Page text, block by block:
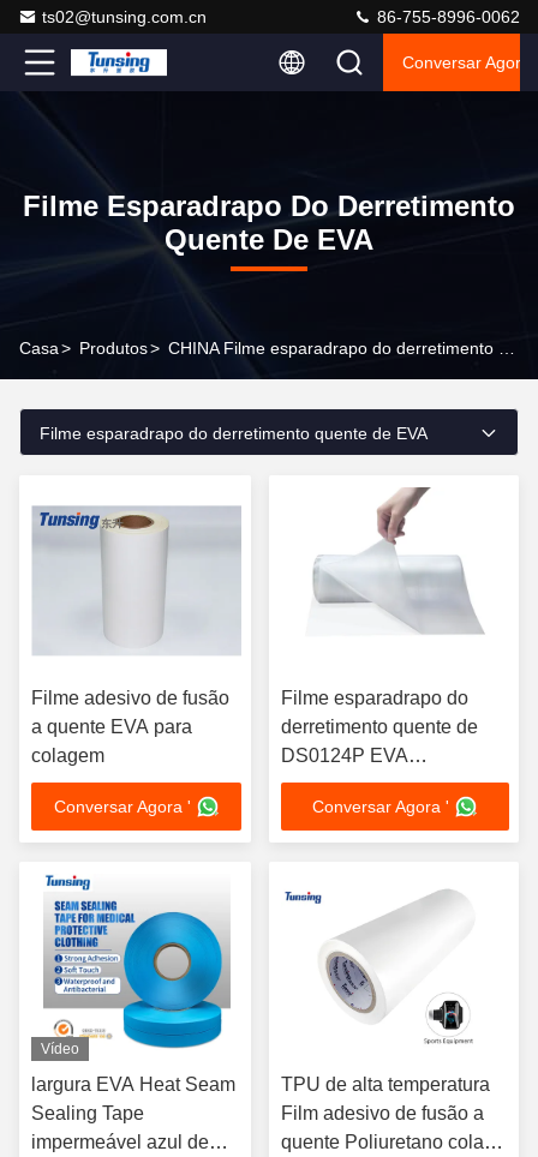
ts02@tunsing.com.cn 86-755-8996-0062
Conversar Agora
Filme Esparadrapo Do Derretimento
Quente De EVA
Casa> Produtos>
Filme esparadrapo do derretimento quente de EVA
Filme adesivo de fusão
a quente EVA para
colagem
Conversar Agora '
Filme esparadrapo do
derretimento quente de
DS0124P EVA
termoplástico para a sola
da sapata de EVA/silicone
Conversar Agora '
Vídeo
largura EVA Heat Seam
Sealing Tape
impermeável azul de
TPU de alta temperatura
Film adesivo de fusão a
quente Poliuretano cola